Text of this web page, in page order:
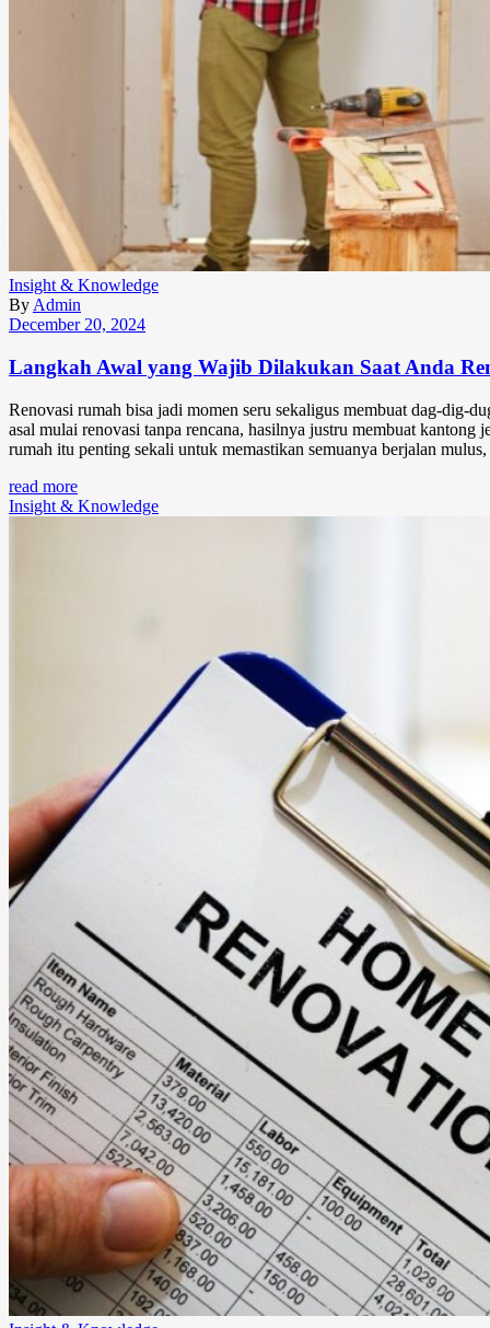
Insight & Knowledge
By Admin
December 20, 2024
Langkah Awal yang Wajib Dilakukan Saat Anda
Renovasi rumah bisa jadi momen seru sekaligus membuat dag-dig-
asal mulai renovasi tanpa rencana, hasilnya justru membuat
rumah itu penting sekali untuk memastikan semuanya berjalan
read more
Insight & Knowledge